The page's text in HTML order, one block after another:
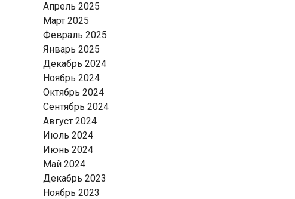
Апрель 2025
Март 2025
Февраль 2025
Январь 2025
Декабрь 2024
Ноябрь 2024
Октябрь 2024
Сентябрь 2024
Август 2024
Июль 2024
Июнь 2024
Май 2024
Декабрь 2023
Ноябрь 2023